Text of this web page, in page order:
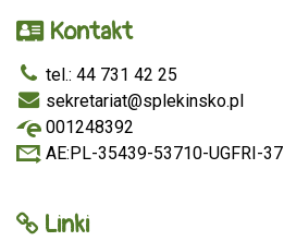
Kontakt
tel.: 44 731 42 25
sekretariat@splekinsko.pl
001248392
AE:PL-35439-53710-UGFRI-37
Linki